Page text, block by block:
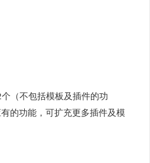
（不包括模板及插件的功
的功能，可扩充更多插件及模